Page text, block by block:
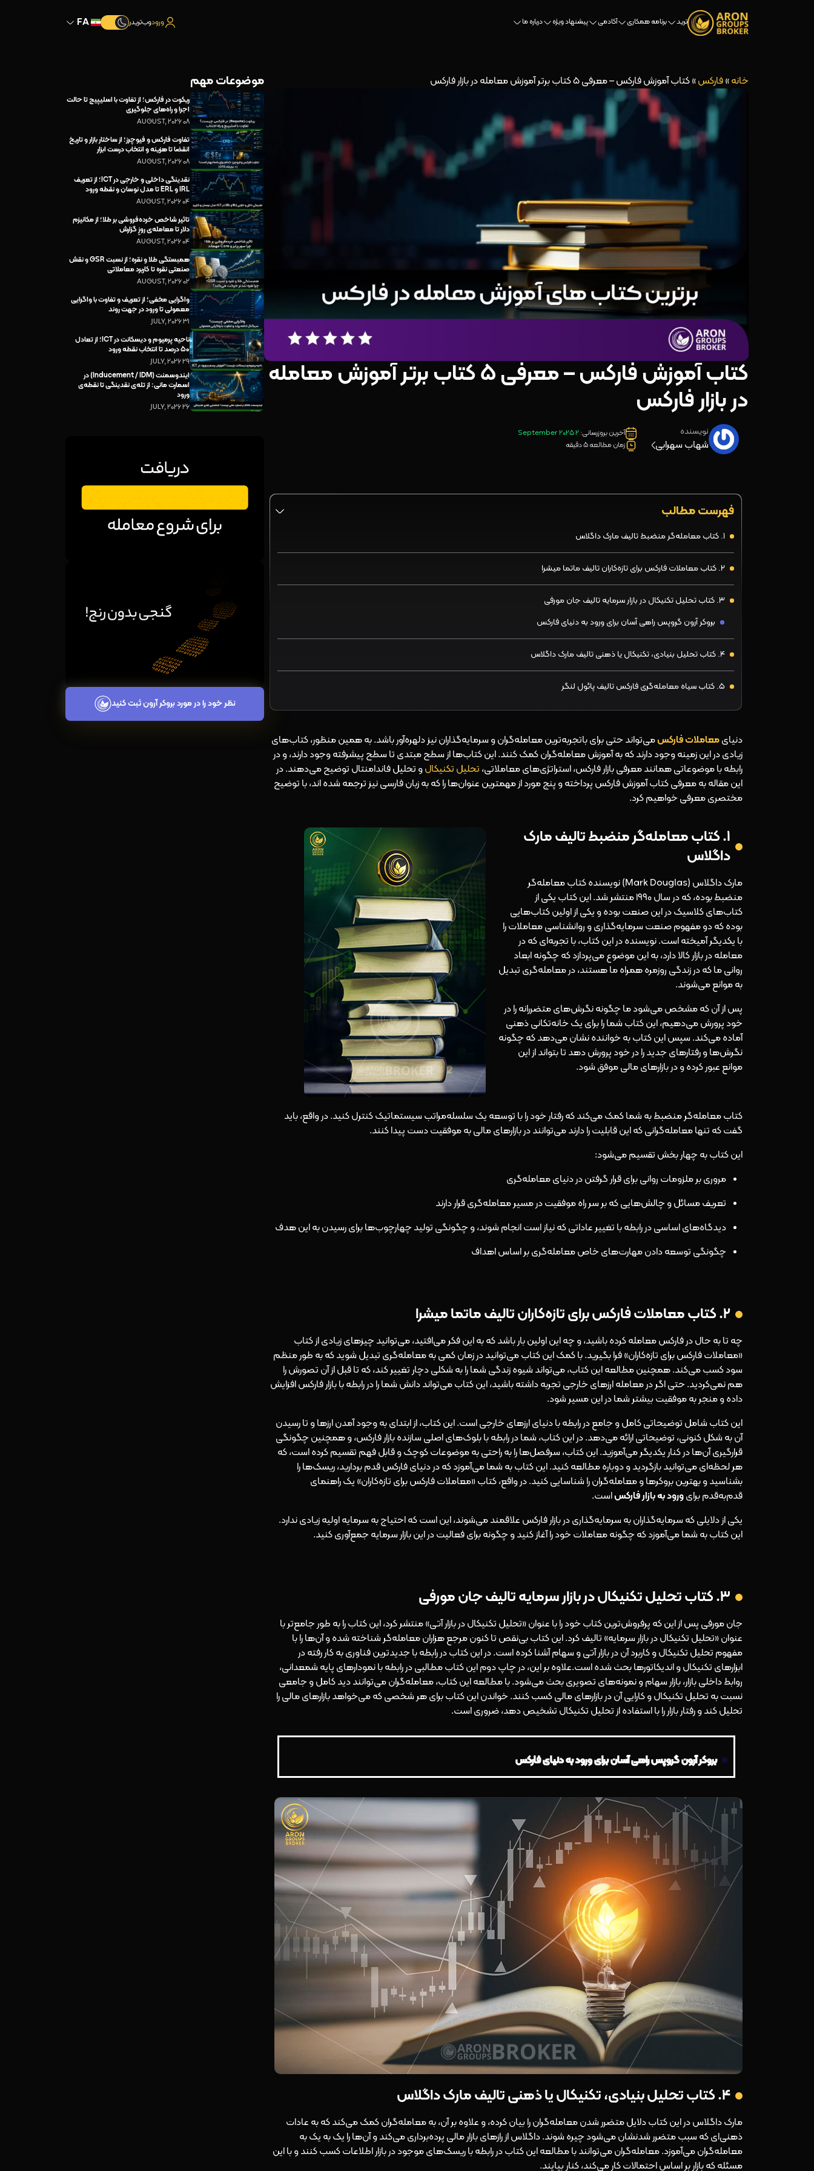
ترید برنامه همکاری آکادمی پیشنهاد ویژه درباره ما ورودوب‌تریدر
خانه»فارکس»کتاب آموزش فارکس – معرفی 5 کتاب برتر آموزش معامله در بازار فارکس
کتاب آموزش فارکس – معرفی 5 کتاب برتر آموزش معامله
در بازار فارکس
نویسنده
شهاب سهرابی
آخرین بروزرسانی:2 September 2025
زمان مطالعه 5 دقیقه
فهرست مطالب
۱. کتاب معامله‌گر منضبط تالیف مارک داگلاس
۲. کتاب معاملات فارکس برای تازه‌کاران تالیف ماتما میشرا
۳. کتاب تحلیل تکنیکال در بازار سرمایه تالیف جان مورفی
بروکر آرون گروپس راهی آسان برای ورود به دنیای فارکس
۴. کتاب تحلیل بنیادی، تکنیکال یا ذهنی تالیف مارک داگلاس
۵. کتاب سیاه معامله‌گری فارکس تالیف پائول لنگر
دنیایمعاملات فارکسمی‌تواند حتی برای باتجربه‌ترین معامله‌گران و سرمایه‌گذاران نیز دلهره‌آور باشد. به همین منظور، کتاب‌های
زیادی در این زمینه وجود دارند که به آموزش معامله‌گران کمک کنند. این کتاب‌ها از سطح مبتدی تا سطح پیشرفته وجود دارند، و در
رابطه با موضوعاتی همانند معرفی بازار فارکس، استراتژی‌های معاملاتی، تحلیل تکنیکالو تحلیل فاندامنتال توضیح می‌دهند. در
این مقاله به معرفی کتاب آموزش فارکس پرداخته و پنج مورد از مهمترین عنوان‌ها را که به زبان فارسی نیز ترجمه شده اند، با توضیح
مختصری معرفی خواهیم کرد.
۱. کتاب معامله‌گر منضبط تالیف مارک
داگلاس
مارک داگلاس (Mark Douglas) نویسنده کتاب معامله‌گر
منضبط بوده، که در سال ۱۹۹۰ منتشر شد. این کتاب یکی از
کتاب‌های کلاسیک در این صنعت بوده و یکی از اولین کتاب‌هایی
بوده که دو مفهوم صنعت سرمایه‌گذاری و روانشناسی معاملات را
با یکدیگر آمیخته است. نویسنده در این کتاب، با تجربه‌ای که در
معامله در بازار کالا دارد، به این موضوع می‌پردازد که چگونه ابعاد
روانی ما که در زندگی روزمره همراه ما هستند، در معامله‌گری تبدیل
به موانع می‌شوند.
پس از آن که مشخص می‌شود ما چگونه نگرش‌های متضررانه را در
خود پرورش می‌دهیم، این کتاب شما را برای یک خانه‌تکانی ذهنی
آماده می‌کند. سپس این کتاب به خواننده نشان می‌دهد که چگونه
نگرش‌ها و رفتارهای جدید را در خود پرورش دهد تا بتواند از این
موانع عبور کرده و در بازارهای مالی موفق شود.
کتاب معامله‌گر منضبط به شما کمک می‌کند که رفتار خود را با توسعه یک سلسله‌مراتب سیستماتیک کنترل کنید. در واقع، باید
گفت که تنها معامله‌گرانی که این قابلیت را دارند می‌توانند در بازارهای مالی به موفقیت دست پیدا کنند.
این کتاب به چهار بخش تقسیم می‌شود:
مروری بر ملزومات روانی برای قرار گرفتن در دنیای معامله‌گری
تعریف مسائل و چالش‌هایی که بر سر راه موفقیت در مسیر معامله‌گری قرار دارند
دیدگاه‌های اساسی در رابطه با تغییر عاداتی که نیاز است انجام شوند، و چگونگی تولید چهارچوب‌ها برای رسیدن به این هدف
چگونگی توسعه دادن مهارت‌های خاص معامله‌گری بر اساس اهداف
۲. کتاب معاملات فارکس برای تازه‌کاران تالیف ماتما میشرا
چه تا به حال در فارکس معامله کرده باشید، و چه این اولین بار باشد که به این فکر می‌افتید، می‌توانید چیزهای زیادی از کتاب
«معاملات فارکس برای تازه‌کاران» فرا بگیرید. با کمک این کتاب می‌توانید در زمان کمی به معامله‌گری تبدیل شوید که به طور منظم
سود کسب می‌کند. همچنین مطالعه این کتاب، می‌تواند شیوه زندگی شما را به شکلی دچار تغییر کند، که تا قبل از آن تصورش را
هم نمی‌کردید. حتی اگر در معامله ارزهای خارجی تجربه داشته باشید، این کتاب می‌تواند دانش شما را در رابطه با بازار فارکس افزایش
داده و منجر به موفقیت بیشتر شما در این مسیر شود.
این کتاب شامل توضیحاتی کامل و جامع در رابطه با دنیای ارزهای خارجی است. این کتاب، از ابتدای به وجود آمدن ارزها و تا رسیدن
آن به شکل کنونی، توضیحاتی ارائه می‌دهد. در این کتاب، شما در رابطه با بلوک‌های اصلی سازنده بازار فارکس، و همچنین چگونگی
قرارگیری آن‌ها در کنار یکدیگر می‌آموزید. این کتاب، سرفصل‌ها را به راحتی به موضوعات کوچک و قابل فهم تقسیم کرده است، که
هر لحظه‌ای می‌توانید بازگردید و دوباره مطالعه کنید. این کتاب به شما می‌آموزد که در دنیای فارکس قدم بردارید، ریسک‌ها را
بشناسید و بهترین بروکرها و معامله‌گران را شناسایی کنید. در واقع، کتاب «معاملات فارکس برای تازه‌کاران» یک راهنمای
قدم‌به‌قدم برایورود به بازار فارکساست.
یکی از دلایلی که سرمایه‌گذاران به سرمایه‌گذاری در بازار فارکس علاقمند می‌شوند، این است که احتیاج به سرمایه اولیه زیادی ندارد.
این کتاب به شما می‌آموزد که چگونه معاملات خود را آغاز کنید و چگونه برای فعالیت در این بازار سرمایه جمع‌آوری کنید.
۳. کتاب تحلیل تکنیکال در بازار سرمایه تالیف جان مورفی
جان مورفی پس از این که پرفروش‌ترین کتاب خود را با عنوان «تحلیل تکنیکال در بازار آتی» منتشر کرد، این کتاب را به طور جامع‌تر با
عنوان «تحلیل تکنیکال در بازار سرمایه» تالیف کرد. این کتاب بی‌نقص تا کنون مرجع هزاران معامله‌گر شناخته شده و آن‌ها را با
مفهوم تحلیل تکنیکال و کاربرد آن در بازار آتی و سهام آشنا کرده است. در این کتاب در رابطه با جدیدترین فناوری به کار رفته در
ابزارهای تکنیکال و اندیکاتورها بحث شده است.علاوه بر این، در چاپ دوم این کتاب مطالبی در رابطه با نمودارهای پایه شمعدانی،
روابط داخلی بازار، بازار سهام و نمونه‌های تصویری بحث می‌شود. با مطالعه این کتاب، معامله‌گران می‌توانند دید کامل و جامعی
نسبت به تحلیل تکنیکال و کارایی آن در بازارهای مالی کسب کنند. خواندن این کتاب برای هر شخصی که می‌خواهد بازارهای مالی را
تحلیل کند و رفتار بازار را با استفاده از تحلیل تکنیکال تشخیص دهد، ضروری است.
بروکر آرون گروپس راهی آسان برای ورود به دنیای فارکس
۴. کتاب تحلیل بنیادی، تکنیکال یا ذهنی تالیف مارک داگلاس
مارک داگلاس در این کتاب دلایل متضرر شدن معامله‌گران را بیان کرده، و علاوه بر آن، به معامله‌گران کمک می‌کند که به عادات
ذهنی‌ای که سبب متضرر شدنشان می‌شود چیره شوند. داگلاس از رازهای بازار مالی پرده‌برداری می‌کند و آن‌ها را یک به یک به
معامله‌گران می‌آموزد. معامله‌گران می‌توانند با مطالعه این کتاب در رابطه با ریسک‌های موجود در بازار اطلاعات کسب کنند و با این
مسئله که بازار بر اساس احتمالات کار می‌کند، کنار بیایند.
موضوعات مهم
ریکوت در فارکس؛ از تفاوت با اسلیپیج تا حالت
اجرا و راه‌های جلوگیری
08 AUGUST, 2026
تفاوت فارکس و فیوچرز؛ از ساختار بازار و تاریخ
انقضا تا هزینه و انتخاب درست ابزار
08 AUGUST, 2026
نقدینگی داخلی و خارجی در ICT؛ از تعریف
IRL و ERL تا مدل نوسان و نقطه ورود
04 AUGUST, 2026
تاثیر شاخص خرده‌فروشی بر طلا؛ از مکانیزم
دلار تا معامله‌ی روزِ گزارش
04 AUGUST, 2026
همبستگی طلا و نقره؛ از نسبت GSR و نقش
صنعتی نقره تا کاربرد معاملاتی
02 AUGUST, 2026
واگرایی مخفی؛ از تعریف و تفاوت با واگرایی
معمولی تا ورود در جهت روند
31 JULY, 2026
ناحیه پرمیوم و دیسکانت در ICT؛ از تعادل
۵۰ درصد تا انتخاب نقطه ورود
29 JULY, 2026
ایندوسمنت (Inducement / IDM) در
اسمارت مانی: از تله‌ی نقدینگی تا نقطه‌ی
ورود
26 JULY, 2026
نظر خود را در مورد بروکر آرون ثبت کنید